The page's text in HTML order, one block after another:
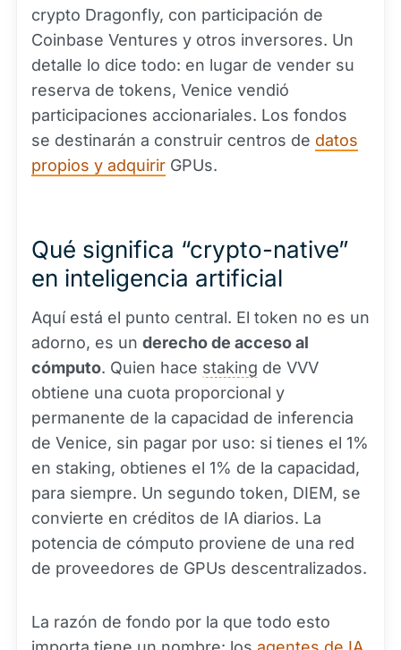
crypto Dragonfly, con participación de
Coinbase Ventures y otros inversores. Un
detalle lo dice todo: en lugar de vender su
reserva de tokens, Venice vendió
participaciones accionariales. Los fondos
se destinarán a construir centros de datos
propios y adquirir GPUs.
Qué significa “crypto-native”
en inteligencia artificial
Aquí está el punto central. El token no es un
adorno, es un derecho de acceso al
cómputo. Quien hace staking de VVV
obtiene una cuota proporcional y
permanente de la capacidad de inferencia
de Venice, sin pagar por uso: si tienes el 1%
en staking, obtienes el 1% de la capacidad,
para siempre. Un segundo token, DIEM, se
convierte en créditos de IA diarios. La
potencia de cómputo proviene de una red
de proveedores de GPUs descentralizados.
La razón de fondo por la que todo esto